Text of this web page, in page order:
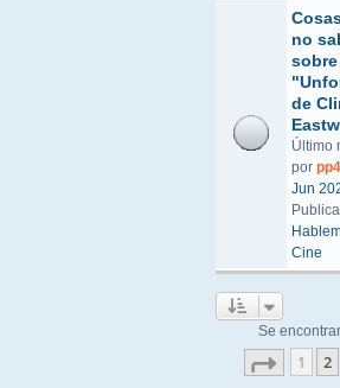
no
sobre
de
Último
por pp4
Jun
Cine
Se
Página
1 2